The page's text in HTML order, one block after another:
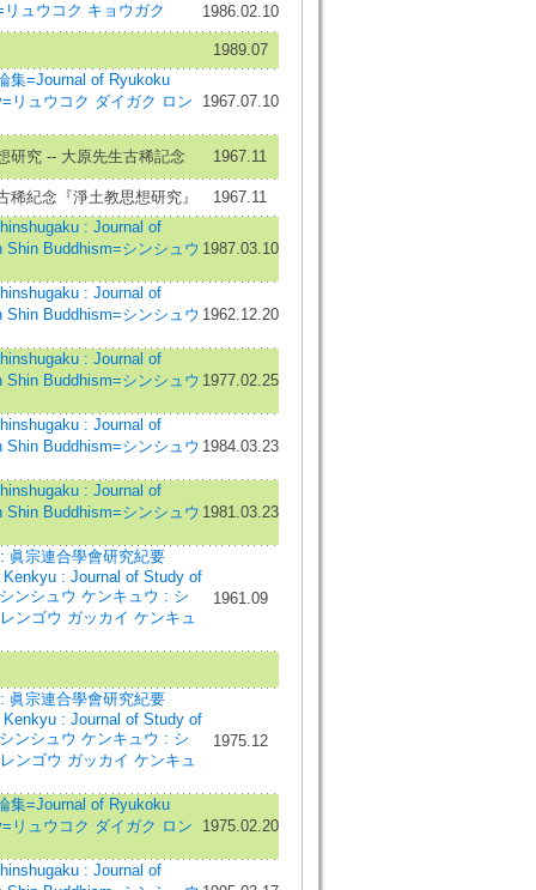
ュウコク キョウガク 1986.02.10
1989.07
集=Journal of Ryukoku
リュウコク ダイガク ロン
1967.07.10
研究 -- 大原先生古稀記念 1967.11
稀紀念『淨土教思想研究』
1967.11
: Journal of
Shin Buddhism=シンシュウ 1987.03.10
: Journal of
Shin Buddhism=シンシュウ 1962.12.20
: Journal of
Shin Buddhism=シンシュウ 1977.02.25
: Journal of
Shin Buddhism=シンシュウ 1984.03.23
: Journal of
Shin Buddhism=シンシュウ 1981.03.23
眞宗連合學會研究紀要
: Journal of Study of
ンシュウ ケンキュウ : シ
ンゴウ ガッカイ ケンキュ
1961.09
眞宗連合學會研究紀要
: Journal of Study of
ンシュウ ケンキュウ : シ
ンゴウ ガッカイ ケンキュ
1975.12
集=Journal of Ryukoku
リュウコク ダイガク ロン
1975.02.20
: Journal of